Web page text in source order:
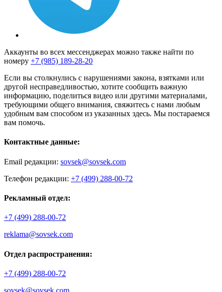
Аккаунты во всех мессенджерах можно также найти по
номеру +7 (985) 189-28-20
Если вы столкнулись с нарушениями закона, взятками или
другой несправедливостью, хотите сообщить важную
информацию, поделиться видео или другими материалами,
требующими общего внимания, свяжитесь с нами любым
удобным вам способом из указанных здесь. Мы постараемся
вам помочь.
Контактные данные:
Email редакции: sovsek@sovsek.com
Телефон редакции: +7 (499) 288-00-72
Рекламный отдел:
+7 (499) 288-00-72
reklama@sovsek.com
Отдел распространения:
+7 (499) 288-00-72
sovsek@sovsek.com